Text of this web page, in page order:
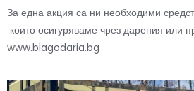
За една акция са ни необходими
които осигуряваме чрез дарения или
www.blagodaria.bg